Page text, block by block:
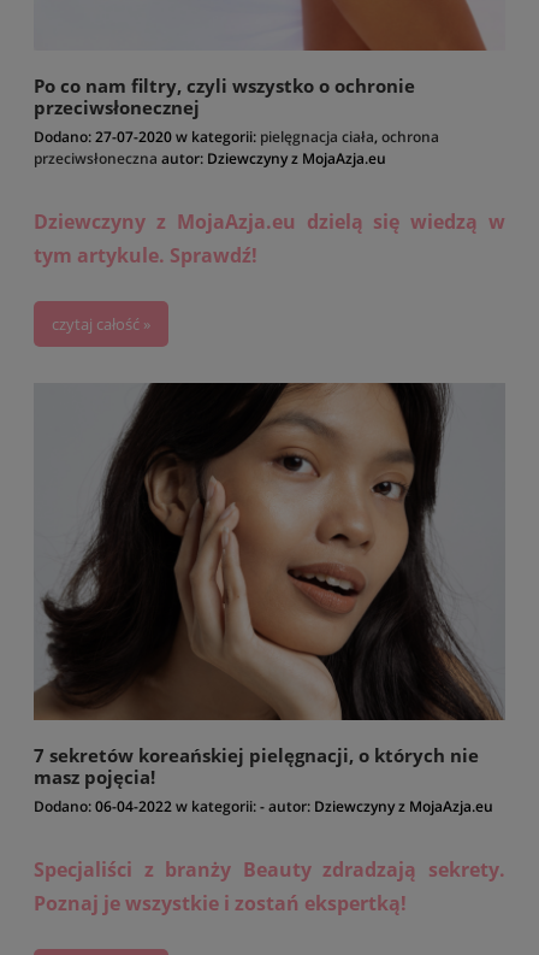
Po co nam filtry, czyli wszystko o ochronie
przeciwsłonecznej
Dodano:27-07-2020w kategorii: pielęgnacja ciała, ochrona
przeciwsłoneczna autor: Dziewczyny z MojaAzja.eu
Dziewczyny z MojaAzja.eu dzielą się wiedzą w
tym artykule. Sprawdź!
czytaj całość »
7 sekretów koreańskiej pielęgnacji, o których nie
masz pojęcia!
Dodano:06-04-2022w kategorii:-autor: Dziewczyny z MojaAzja.eu
Specjaliści z branży Beauty zdradzają sekrety.
Poznaj je wszystkie i zostań ekspertką!